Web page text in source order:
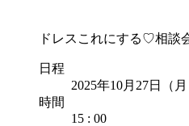
ドレスこれにする♡相談
日程
2025年10月27日（月
時間
15 : 00